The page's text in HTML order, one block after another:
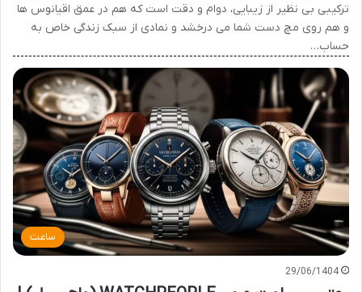
ترکیبی بی نظیر از زیبایی، دوام و دقت است که هم در عمق اقیانوس ها
و هم روی مچ دست شما می درخشد و نمادی از سبک زندگی خاص به
حساب…
ساعت
29/06/1404